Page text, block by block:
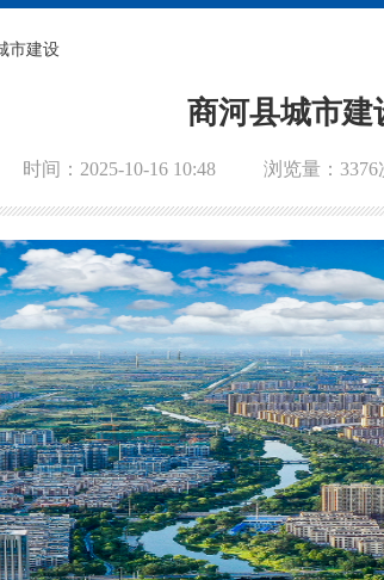
市建设
商河县城市建
时间：2025-10-16 10:48 浏览量： 3376